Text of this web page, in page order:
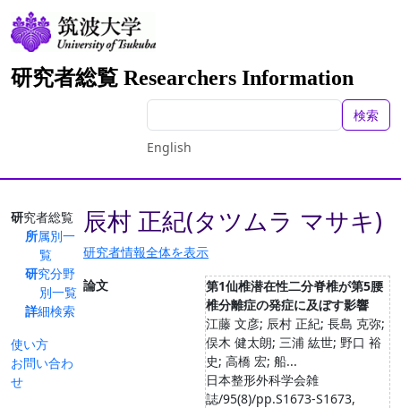
研究者総覧 Researchers Information
検索
English
研究者総覧
所属別一
覧
研究分野
別一覧
詳細検索
使い方
お問い合わ
せ
辰村 正紀(タツムラ マサキ)
研究者情報全体を表示
論文
第1仙椎潜在性二分脊椎が第5腰
椎分離症の発症に及ぼす影響
江藤 文彦; 辰村 正紀; 長島 克弥;
俣木 健太朗; 三浦 紘世; 野口 裕
史; 高橋 宏; 船...
日本整形外科学会雑
誌/95(8)/pp.S1673-S1673,